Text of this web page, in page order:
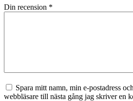
Din recension *
Spara mitt namn, min e-postadress
webbläsare till nästa gång jag skriver en